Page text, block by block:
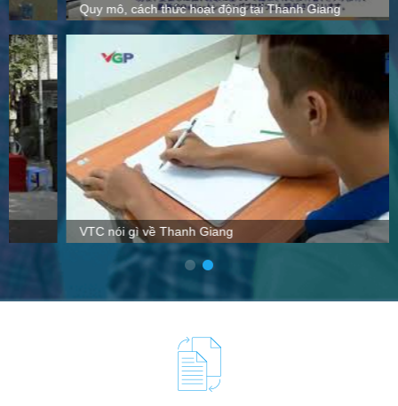
Quy mô, cách thức hoạt động tại Thanh Giang
VTC nói gì về Thanh Giang